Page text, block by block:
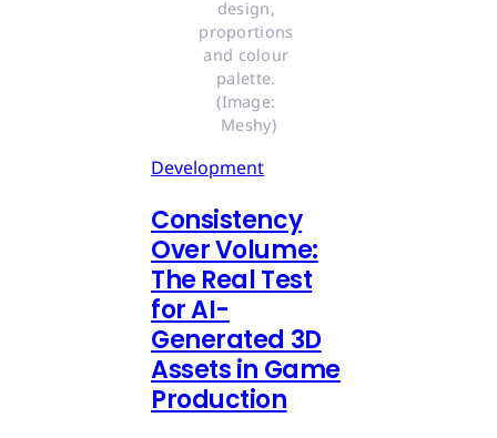
design,
proportions
and colour
palette.
(Image:
Meshy)
Development
Consistency
Over Volume:
The Real Test
for AI-
Generated 3D
Assets in Game
Production